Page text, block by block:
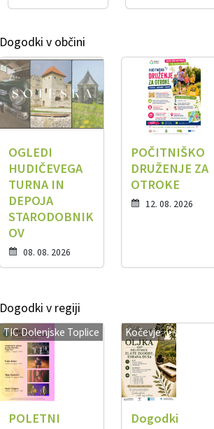
Dogodki v občini
OGLEDI
HUDIČEVEGA
TURNA IN
DEPOJA
STARODOBNIK
OV
08. 08. 2026
POČITNIŠKO
DRUŽENJE ZA
OTROKE
12. 08. 2026
Dogodki v regiji
TIC Dolenjske Toplice
POLETNI
Kočevje
Dogodki